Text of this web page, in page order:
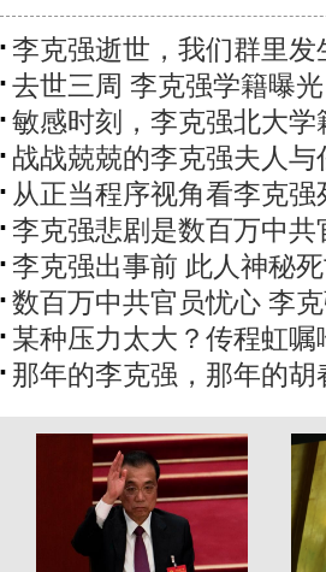
李克强逝世，我们群里发
去世三周 李克强学籍曝
敏感时刻，李克强北大学
战战兢兢的李克强夫人
从正当程序视角看李克强
李克强悲剧是数百万中共
李克强出事前 此人神秘
数百万中共官员忧心 李
某种压力太大？传程虹嘱
那年的李克强，那年的胡